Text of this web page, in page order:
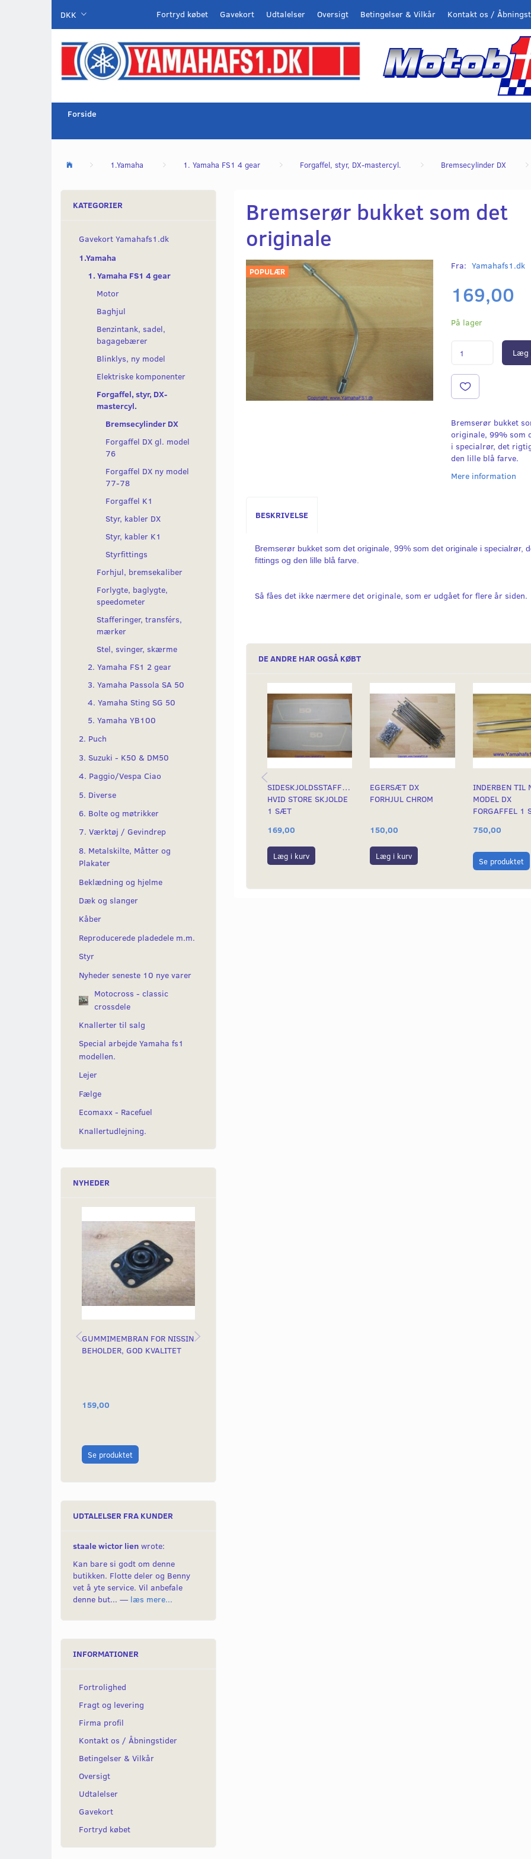
DKK Kontakt os /
Betingelser & Vilkår
Oversigt
Udtalelser
Gavekort
Fortryd købet
Forside
1.Yamaha 1. Yamaha FS1 4 gear Forgaffel, styr, DX-mastercyl. Bremsecylinder DX
KATEGORIER
Gavekort Yamahafs1.dk
1.Yamaha
1. Yamaha FS1 4 gear
Motor
Baghjul
Benzintank, sadel,
bagagebærer
Blinklys, ny model
Elektriske komponenter
Forgaffel, styr, DX-
mastercyl.
Bremsecylinder DX
Forgaffel DX gl. model
76
Forgaffel DX ny model
77-78
Forgaffel K1
Styr, kabler DX
Styr, kabler K1
Styrfittings
Forhjul, bremsekaliber
Forlygte, baglygte,
speedometer
Stafferinger, transférs,
mærker
Stel, svinger, skærme
2. Yamaha FS1 2 gear
3. Yamaha Passola SA 50
4. Yamaha Sting SG 50
5. Yamaha YB100
2. Puch
3. Suzuki - K50 & DM50
4. Paggio/Vespa Ciao
5. Diverse
6. Bolte og møtrikker
7. Værktøj / Gevindrep
8. Metalskilte, Måtter og
Plakater
Beklædning og hjelme
Dæk og slanger
Kåber
Reproducerede pladedele m.m.
Styr
Nyheder seneste 10 nye varer
Motocross - classic
crossdele
Knallerter til salg
Special arbejde Yamaha fs1
modellen.
Lejer
Fælge
Ecomaxx - Racefuel
Knallertudlejning.
NYHEDER
GUMMIMEMBRAN FOR NISSIN
BEHOLDER, GOD KVALITET
159,00
Se produktet
UDTALELSER FRA KUNDER
staale wictor lien wrote:
Kan bare si godt om denne
butikken. Flotte deler og Benny
vet å yte service. Vil anbefale
denne but... — læs mere...
INFORMATIONER
Fortrolighed
Fragt og levering
Firma profil
Kontakt os / Åbningstider
Betingelser & Vilkår
Oversigt
Udtalelser
Gavekort
Fortryd købet
Bremserør bukket som det
originale
POPULÆR
Fra: Yamahafs1.dk
169,00
På lager
Læg
Bremserør bukket
originale, 99% som
i specialrør, det
den lille blå farve.
Mere information
BESKRIVELSE
Bremserør bukket som det originale, 99% som det originale i specialrør,
fittings og den lille blå farve.
Så fåes det ikke nærmere det originale, som er udgået for flere år siden.
DE ANDRE HAR OGSÅ KØBT
SIDESKJOLDSSTAFFERINGER
HVID STORE SKJOLDE
1 SÆT
169,00
Læg i kurv
EGERSÆT DX
FORHJUL CHROM
150,00
Læg i kurv
INDERBEN TIL
MODEL DX
FORGAFFEL 1
750,00
Se produktet